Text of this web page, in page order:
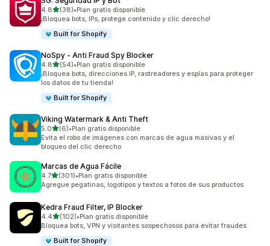
4.8de 5 estrellas
(38)
38 reseñas en total
•Plan gratis disponible
¡Bloquea bots, IPs, protege contenido y clic derecho!
Built for Shopify
NoSpy ‑ Anti Fraud Spy Blocker
4.8de 5 estrellas
(54)
54 reseñas en total
•Plan gratis disponible
¡Bloquea bots, direcciones IP, rastreadores y espías para proteger
los datos de tu tienda!
Built for Shopify
Viking Watermark & Anti Theft
5.0de 5 estrellas
(6)
6 reseñas en total
•Plan gratis disponible
Evita el robo de imágenes con marcas de agua masivas y el
bloqueo del clic derecho
Marcas de Agua Fácile
4.7de 5 estrellas
(301)
301 reseñas en total
•Plan gratis disponible
Agregue pegatinas, logotipos y textos a fotos de sus productos
Kedra Fraud Filter, IP Blocker
4.4de 5 estrellas
(102)
102 reseñas en total
•Plan gratis disponible
Bloquea bots, VPN y visitantes sospechosos para evitar fraudes
Built for Shopify